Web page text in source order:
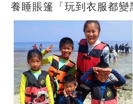
養睡賬篷「玩到衣服都